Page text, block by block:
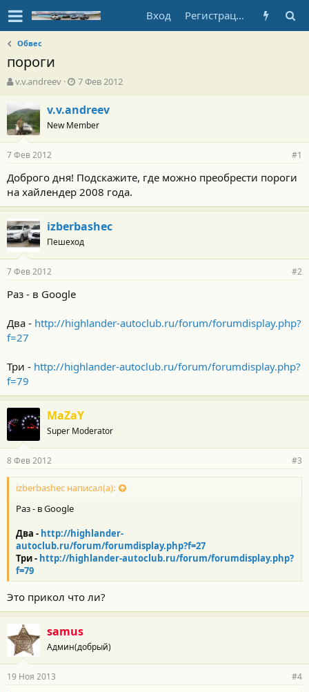
Вход Регистрация
Обвес
пороги
А
в
о
р
т
е
м
ы
v.v.andreev
Д
а
т
а
н
а
а
л
а
7 Фев 2012
v.v.andreev
New Member
7 Фев 2012 #1
Доброго дня! Подскажите, где можно преобрести пороги
на хайлендер 2008 года.
izberbashec
Пешеход
7 Фев 2012 #2
Раз - в Google
Два - http://highlander-autoclub.ru/forum/forumdisplay.php?
f=27
Три - http://highlander-autoclub.ru/forum/forumdisplay.php?
f=79
MaZaY
Super Moderator
8 Фев 2012 #3
izberbashec написал(а):
Раз - в Google
Два - http://highlander-
autoclub.ru/forum/forumdisplay.php?f=27
Три - http://highlander-autoclub.ru/forum/forumdisplay.php?
f=79
Это прикол что ли?
samus
Админ(добрый)
19 Ноя 2013 #4